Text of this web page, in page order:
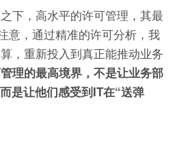
之下，高水平的许可管理，其最
意，通过精准的许可分析，我
，重新投入到真正能推动业务
理的最高境界，不是让业务部
是让他们感受到IT在“送弹